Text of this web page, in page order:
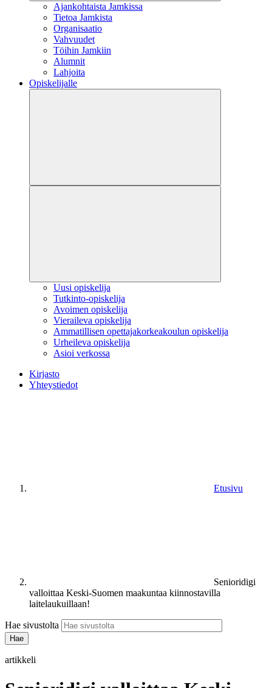
Ajankohtaista Jamkissa
Tietoa Jamkista
Organisaatio
Vahvuudet
Töihin Jamkiin
Alumnit
Lahjoita
Opiskelijalle
Uusi opiskelija
Tutkinto-opiskelija
Avoimen opiskelija
Vieraileva opiskelija
Ammatillisen opettajakorkeakoulun opiskelija
Urheileva opiskelija
Asioi verkossa
Kirjasto
Yhteystiedot
Etusivu
Senioridigi
valloittaa Keski-Suomen maakuntaa kiinnostavilla
laitelaukuillaan!
Hae sivustolta
artikkeli